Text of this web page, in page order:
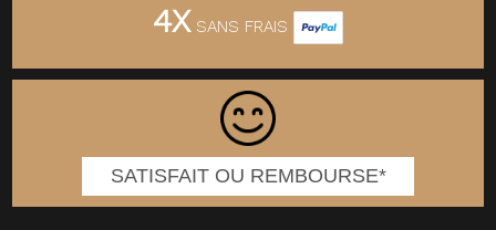
4XSANS FRAIS
SATISFAIT OU REMBOURSE*